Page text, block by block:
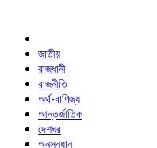
জাতীয়
রাজধানী
রাজনীতি
অর্থ-বাণিজ্য
আন্তর্জাতিক
দেশঘর
অনুসন্ধান